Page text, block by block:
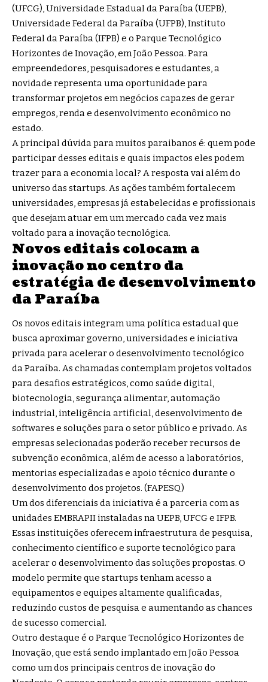
(UFCG), Universidade Estadual da Paraíba (UEPB),
Universidade Federal da Paraíba (UFPB), Instituto
Federal da Paraíba (IFPB) e o Parque Tecnológico
Horizontes de Inovação, em João Pessoa. Para
empreendedores, pesquisadores e estudantes, a
novidade representa uma oportunidade para
transformar projetos em negócios capazes de gerar
empregos, renda e desenvolvimento econômico no
estado.
A principal dúvida para muitos paraibanos é: quem pode
participar desses editais e quais impactos eles podem
trazer para a economia local? A resposta vai além do
universo das startups. As ações também fortalecem
universidades, empresas já estabelecidas e profissionais
que desejam atuar em um mercado cada vez mais
voltado para a inovação tecnológica.
Novos editais colocam a
inovação no centro da
estratégia de desenvolvimento
da Paraíba
Os novos editais integram uma política estadual que
busca aproximar governo, universidades e iniciativa
privada para acelerar o desenvolvimento tecnológico
da Paraíba. As chamadas contemplam projetos voltados
para desafios estratégicos, como saúde digital,
biotecnologia, segurança alimentar, automação
industrial, inteligência artificial, desenvolvimento de
softwares e soluções para o setor público e privado. As
empresas selecionadas poderão receber recursos de
subvenção econômica, além de acesso a laboratórios,
mentorias especializadas e apoio técnico durante o
desenvolvimento dos projetos. (FAPESQ)
Um dos diferenciais da iniciativa é a parceria com as
unidades EMBRAPII instaladas na UEPB, UFCG e IFPB.
Essas instituições oferecem infraestrutura de pesquisa,
conhecimento científico e suporte tecnológico para
acelerar o desenvolvimento das soluções propostas. O
modelo permite que startups tenham acesso a
equipamentos e equipes altamente qualificadas,
reduzindo custos de pesquisa e aumentando as chances
de sucesso comercial.
Outro destaque é o Parque Tecnológico Horizontes de
Inovação, que está sendo implantado em João Pessoa
como um dos principais centros de inovação do